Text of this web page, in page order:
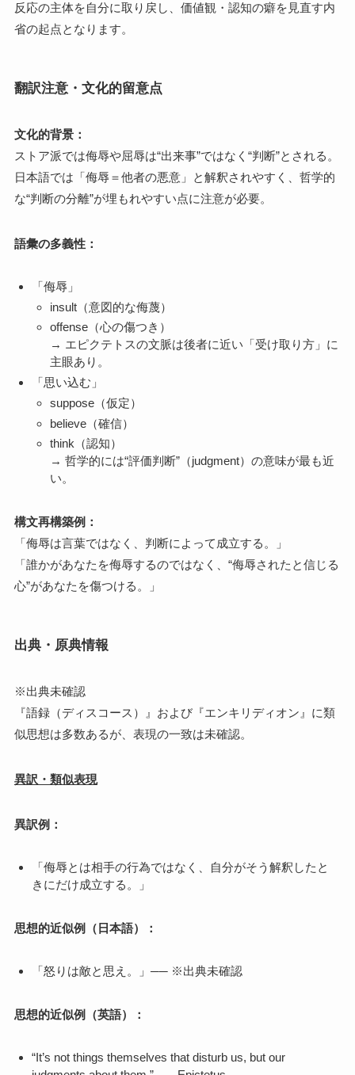
反応の主体を自分に取り戻し、価値観・認知の癖を見直す内
省の起点となります。
翻訳注意・文化的留意点
文化的背景：
ストア派では侮辱や屈辱は“出来事”ではなく“判断”とされる。
日本語では「侮辱＝他者の悪意」と解釈されやすく、哲学的
な“判断の分離”が埋もれやすい点に注意が必要。
語彙の多義性：
「侮辱」
insult（意図的な侮蔑）
offense（心の傷つき）
→ エピクテトスの文脈は後者に近い「受け取り方」に
主眼あり。
「思い込む」
suppose（仮定）
believe（確信）
think（認知）
→ 哲学的には“評価判断”（judgment）の意味が最も近
い。
構文再構築例：
「侮辱は言葉ではなく、判断によって成立する。」
「誰かがあなたを侮辱するのではなく、“侮辱されたと信じる
心”があなたを傷つける。」
出典・原典情報
※出典未確認
『語録（ディスコース）』および『エンキリディオン』に類
似思想は多数あるが、表現の一致は未確認。
異訳・類似表現
異訳例：
「侮辱とは相手の行為ではなく、自分がそう解釈したと
きにだけ成立する。」
思想的近似例（日本語）：
「怒りは敵と思え。」── ※出典未確認
思想的近似例（英語）：
“It’s not things themselves that disturb us, but our